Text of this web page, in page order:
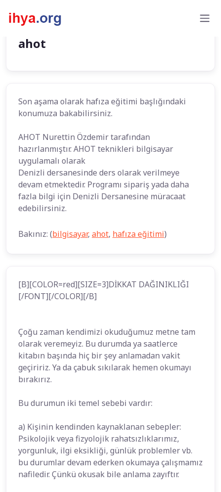
ahot
Son aşama olarak hafıza eğitimi başlığındaki
konumuza bakabilirsiniz.
AHOT Nurettin Özdemir tarafından
hazırlanmıştır. AHOT teknikleri bilgisayar
uygulamalı olarak
Denizli dersanesinde ders olarak verilmeye
devam etmektedir. Programı sipariş yada daha
fazla bilgi için Denizli Dersanesine müracaat
edebilirsiniz.
Bakınız: (bilgisayar, ahot, hafıza eğitimi)
[B][COLOR=red][SIZE=3]DİKKAT DAĞINIKLIĞI
[/FONT][/COLOR][/B]
Çoğu zaman kendimizi okuduğumuz metne tam
olarak veremeyiz. Bu durumda ya saatlerce
kitabın başında hiç bir şey anlamadan vakit
geçiririz. Ya da çabuk sıkılarak hemen okumayı
bırakırız.
Bu durumun iki temel sebebi vardır:
a) Kişinin kendinden kaynaklanan sebepler:
Psikolojik veya fizyolojik rahatsızlıklarımız,
yorgunluk, ilgi eksikliği, günlük problemler vb.
bu durumlar devam ederken okumaya çalışmamız
nafiledir. Çünkü okusak bile anlama zayıftır.